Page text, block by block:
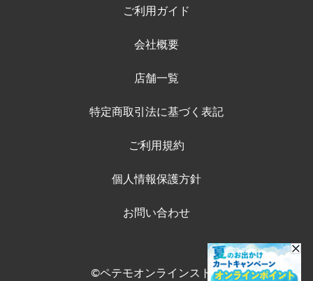
ご利用ガイド
会社概要
店舗一覧
特定商取引法に基づく表記
ご利用規約
個人情報保護方針
お問い合わせ
©ペテモオンラインストア